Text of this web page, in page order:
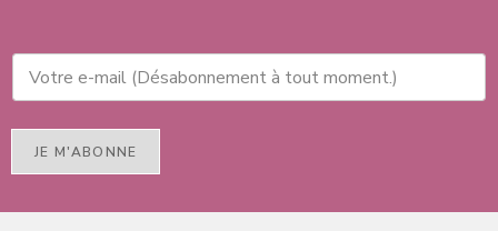
JE M'ABONNE